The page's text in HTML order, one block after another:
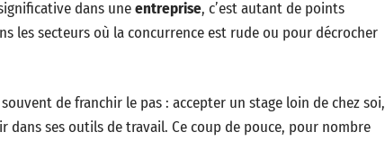
dans uneentreprise, c’est autant de points
les secteurs où la concurrence est rude ou pour décrocher
de franchir le pas : accepter un stage loin de chez soi,
ses outils de travail. Ce coup de pouce, pour nombre